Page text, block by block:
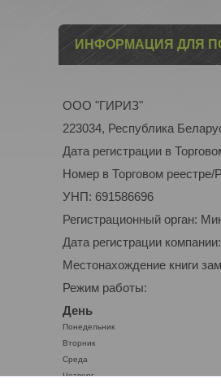
ИНФОРМАЦИЯ ДЛЯ
ООО "ГИРИЗ"
223034, Республика
Дата регистрации в
Номер в Торговом
УНП: 691586696
Регистрационный орган:
Дата регистрации
Местонахождение книги
Режим работы:
День
Понедельник
Вторник
Среда
Четверг